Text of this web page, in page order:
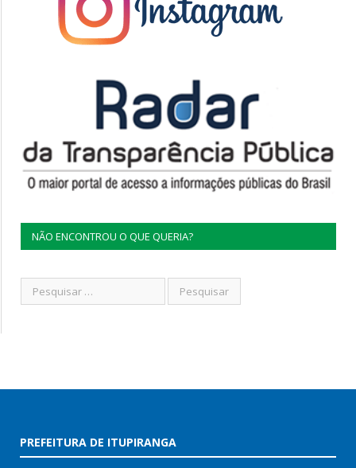
NÃO ENCONTROU O QUE QUERIA?
PREFEITURA DE ITUPIRANGA